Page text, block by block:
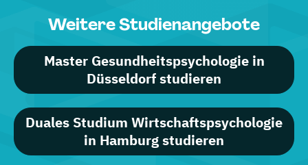
Weitere Studienangebote
Master Gesundheitspsychologie in
Düsseldorf studieren
Duales Studium Wirtschaftspsychologie
in Hamburg studieren